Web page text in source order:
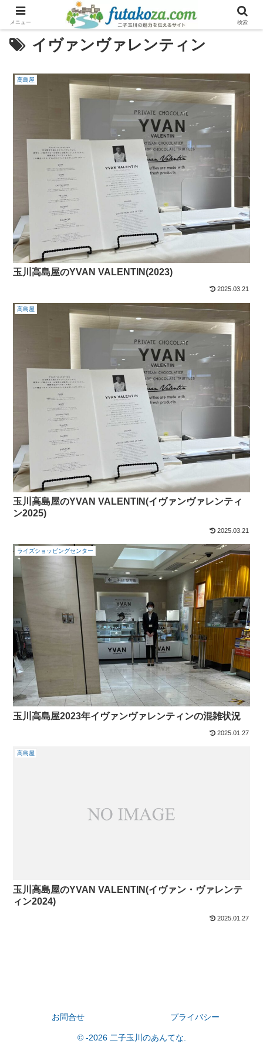
イヴァンヴァレンティン
高島屋
玉川高島屋のYVAN VALENTIN(2023)
2025.03.21
高島屋
玉川高島屋のYVAN VALENTIN(イヴァンヴァレンティ
ン2025)
2025.03.21
ライズショッピングセンター
玉川高島屋2023年イヴァンヴァレンティンの混雑状況
2025.01.27
高島屋
玉川高島屋のYVAN VALENTIN(イヴァン・ヴァレンテ
ィン2024)
2025.01.27
お問合せ プライバシー
© -2026 二子玉川のあんてな.
メニュー 検索